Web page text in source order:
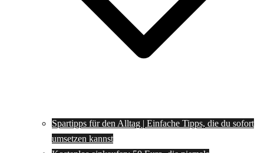
Spartipps für den Alltag | Einfache Tipps, die du sofort
umsetzen kannst